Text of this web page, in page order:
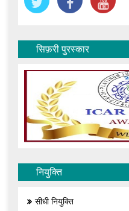
सिफ़री पुरस्कार
नियुक्ति
सीधी नियुक्ति